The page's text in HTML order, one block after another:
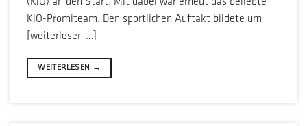
(KiO) an den Start. Mit dabei war erneut das beliebte
KiO-Promiteam. Den sportlichen Auftakt bildete um
[weiterlesen …]
WEITERLESEN →